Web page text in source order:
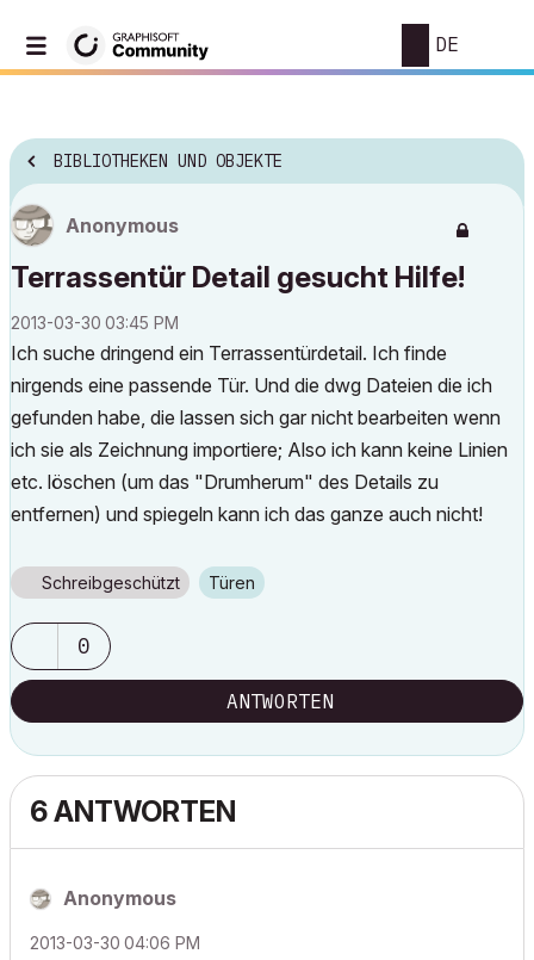
DE
BIBLIOTHEKEN UND OBJEKTE
Anonymous
Terrassentür Detail gesucht Hilfe!
‎2013-03-30 03:45 PM
Ich suche dringend ein Terrassentürdetail. Ich finde
nirgends eine passende Tür. Und die dwg Dateien die ich
gefunden habe, die lassen sich gar nicht bearbeiten wenn
ich sie als Zeichnung importiere; Also ich kann keine Linien
etc. löschen (um das "Drumherum" des Details zu
entfernen) und spiegeln kann ich das ganze auch nicht!
Schreibgeschützt Türen
0
ANTWORTEN
6 ANTWORTEN
Anonymous
‎2013-03-30 04:06 PM